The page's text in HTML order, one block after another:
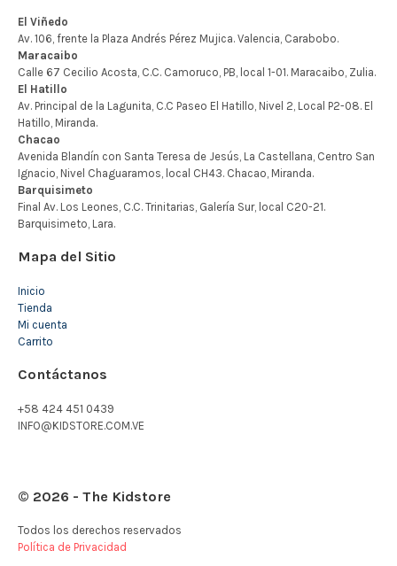
Mapa del Sitio
Inicio
Tienda
Mi cuenta
Carrito
Contáctanos
+58 424 451 0439
INFO@KIDSTORE.COM.VE
© 2026 - The Kidstore
Todos los derechos reservados
Política de Privacidad